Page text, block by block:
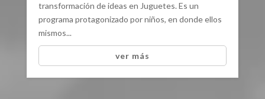
transformación de ideas en Juguetes. Es un
programa protagonizado por niños, en donde ellos
mismos...
ver más